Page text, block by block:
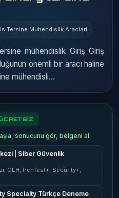
Tersine Muhendislik Araclari
mühendislik Giriş Giriş
önemli bir aracı haline
mühendisli…
sonucunu gör, belgeni al.
| Siber Güvenlik
CEH, PenTest+, Security+,
Specialty Türkçe Deneme